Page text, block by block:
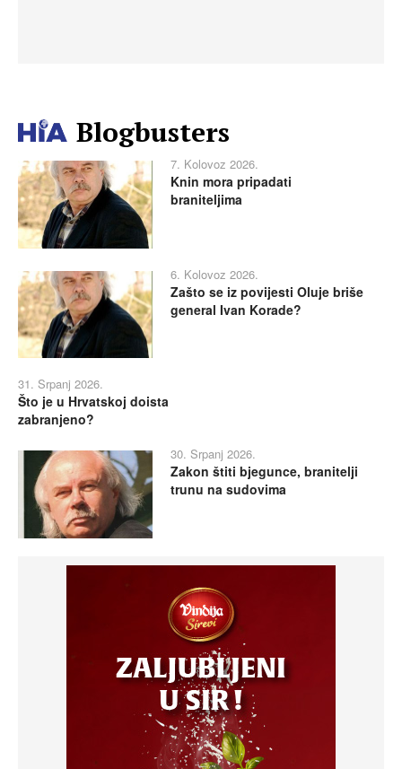
Blogbusters
7. Kolovoz 2026.
Knin mora pripadati
braniteljima
6. Kolovoz 2026.
Zašto se iz povijesti Oluje briše
general Ivan Korade?
31. Srpanj 2026.
Što je u Hrvatskoj doista
zabranjeno?
30. Srpanj 2026.
Zakon štiti bjegunce, branitelji
trunu na sudovima